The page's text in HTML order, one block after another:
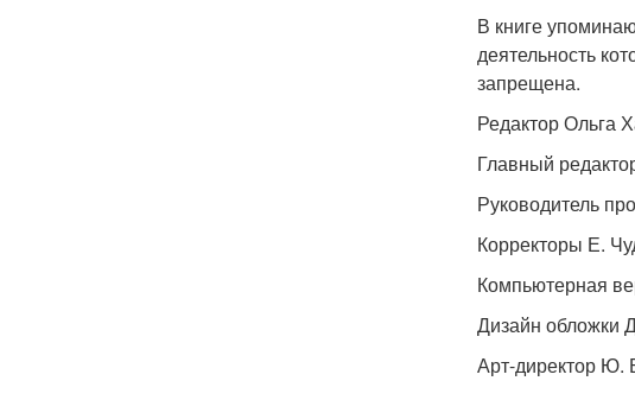
В книге
деятельность
запрещена.
Редактор Ольга
Главный
Руководитель
Корректоры Е.
Компьютерная
Дизайн обложки
Арт-директор Ю.